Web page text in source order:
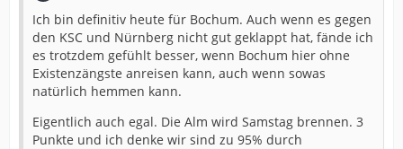
Ich bin definitiv heute für Bochum. Auch wenn es gegen
den KSC und Nürnberg nicht gut geklappt hat, fände ich
es trotzdem gefühlt besser, wenn Bochum hier ohne
Existenzängste anreisen kann, auch wenn sowas
natürlich hemmen kann.
Eigentlich auch egal. Die Alm wird Samstag brennen. 3
Punkte und ich denke wir sind zu 95% durch